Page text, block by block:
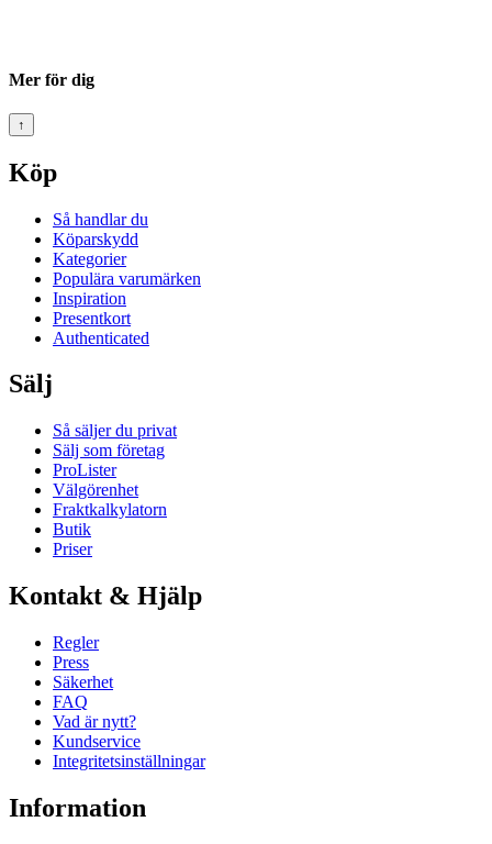
Mer för dig
↑
Köp
Så handlar du
Köparskydd
Kategorier
Populära varumärken
Inspiration
Presentkort
Authenticated
Sälj
Så säljer du privat
Sälj som företag
ProLister
Välgörenhet
Fraktkalkylatorn
Butik
Priser
Kontakt & Hjälp
Regler
Press
Säkerhet
FAQ
Vad är nytt?
Kundservice
Integritetsinställningar
Information